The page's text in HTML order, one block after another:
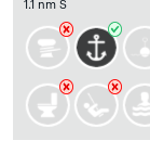
1.1 nm S